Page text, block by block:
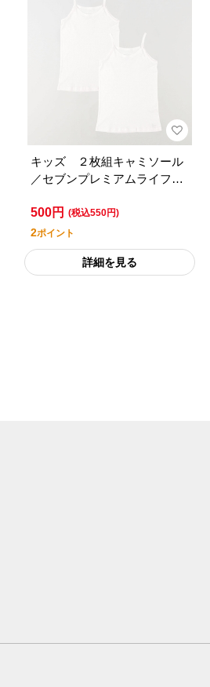
キッズ ２枚組キャミソール
／セブンプレミアムライフス
500円 (税込550円)
2ポイント
詳細を見る